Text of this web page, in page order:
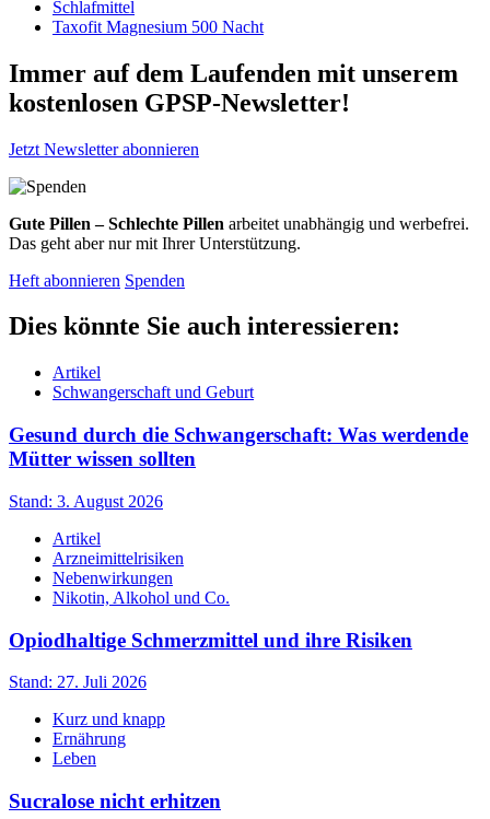
Schlafmittel
Taxofit Magnesium 500 Nacht
Immer auf dem Laufenden mit unserem
kostenlosen GPSP-Newsletter!
Jetzt Newsletter abonnieren
Gute Pillen – Schlechte Pillen arbeitet unabhängig und werbefrei.
Das geht aber nur mit Ihrer Unterstützung.
Heft abonnieren Spenden
Dies könnte Sie auch interessieren:
Artikel
Schwangerschaft und Geburt
Gesund durch die Schwangerschaft: Was werdende
Mütter wissen sollten
Stand: 3. August 2026
Artikel
Arzneimittelrisiken
Nebenwirkungen
Nikotin, Alkohol und Co.
Opiodhaltige Schmerzmittel und ihre Risiken
Stand: 27. Juli 2026
Kurz und knapp
Ernährung
Leben
Sucralose nicht erhitzen